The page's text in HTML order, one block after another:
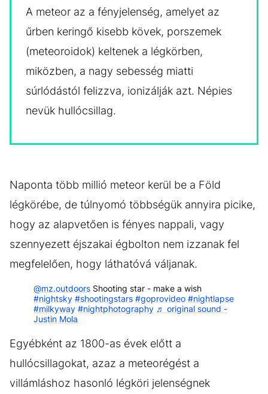
A meteor az a fényjelenség, amelyet az
űrben keringő kisebb kövek, porszemek
(meteoroidok) keltenek a légkörben,
miközben, a nagy sebesség miatti
súrlódástól felizzva, ionizálják azt. Népies
nevük hullócsillag.
Naponta több millió meteor kerül be a Föld
légkörébe, de túlnyomó többségük annyira picike,
hogy az alapvetően is fényes nappali, vagy
szennyezett éjszakai égbolton nem izzanak fel
megfelelően, hogy láthatóvá váljanak.
@mz.outdoors Shooting star - make a wish
#nightsky #shootingstars #goprovideo #nightlapse
#milkyway #nightphotography ♬ original sound -
Justin Mola
Egyébként az 1800-as évek előtt a
hullócsillagokat, azaz a meteorégést a
villámláshoz hasonló légköri jelenségnek